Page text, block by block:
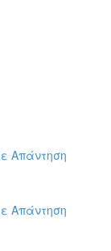
Απάντηση
Απάντηση